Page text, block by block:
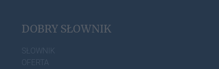
DOBRY SŁOWNIK
SŁOWNIK
OFERTA